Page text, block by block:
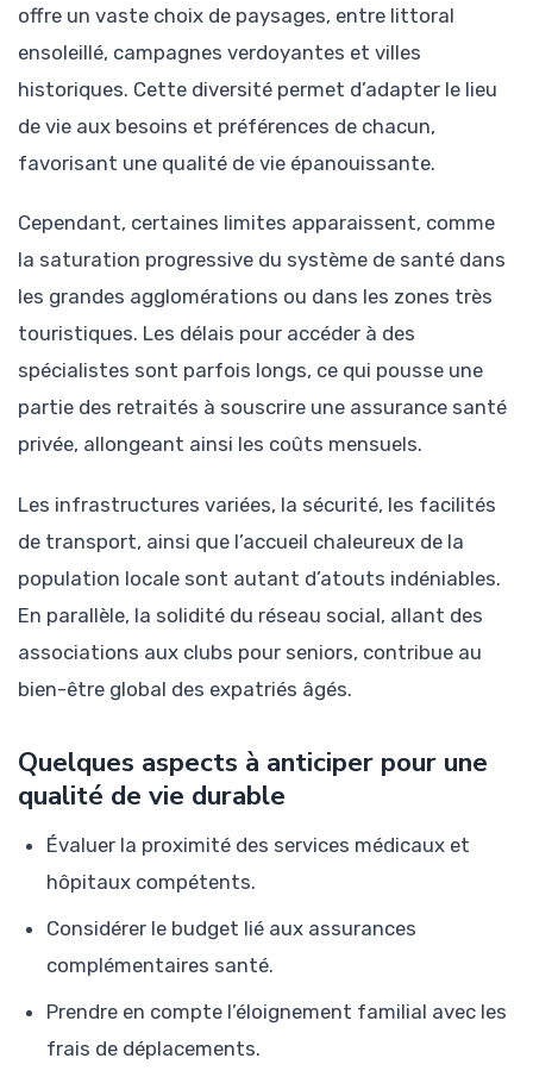
offre un vaste choix de paysages, entre littoral
ensoleillé, campagnes verdoyantes et villes
historiques. Cette diversité permet d’adapter le lieu
de vie aux besoins et préférences de chacun,
favorisant une qualité de vie épanouissante.
Cependant, certaines limites apparaissent, comme
la saturation progressive du système de santé dans
les grandes agglomérations ou dans les zones très
touristiques. Les délais pour accéder à des
spécialistes sont parfois longs, ce qui pousse une
partie des retraités à souscrire une assurance santé
privée, allongeant ainsi les coûts mensuels.
Les infrastructures variées, la sécurité, les facilités
de transport, ainsi que l’accueil chaleureux de la
population locale sont autant d’atouts indéniables.
En parallèle, la solidité du réseau social, allant des
associations aux clubs pour seniors, contribue au
bien-être global des expatriés âgés.
Quelques aspects à anticiper pour une
qualité de vie durable
Évaluer la proximité des services médicaux et
hôpitaux compétents.
Considérer le budget lié aux assurances
complémentaires santé.
Prendre en compte l’éloignement familial avec les
frais de déplacements.